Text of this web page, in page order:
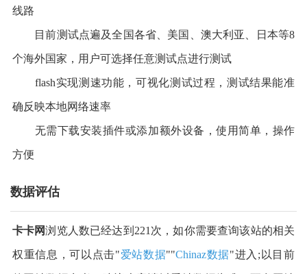
线路
目前测试点遍及全国各省、美国、澳大利亚、日本等8
个海外国家，用户可选择任意测试点进行测试
flash实现测速功能，可视化测试过程，测试结果能准
确反映本地网络速率
无需下载安装插件或添加额外设备，使用简单，操作
方便
数据评估
卡卡网浏览人数已经达到221次，如你需要查询该站的相关
权重信息，可以点击"爱站数据""Chinaz数据"进入;以目前